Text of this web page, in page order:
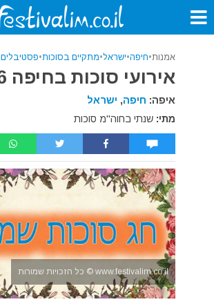
אמנות•חיפה•ישראל•מתקיים בסוכות•פסטיבלים
אירועי סוכות בחיפה 2026
איפה: חיפה, ישראל
מתי:שנתי בחוה"מ סוכות
www.festivalim.co.il © כל הזכויות שמורות